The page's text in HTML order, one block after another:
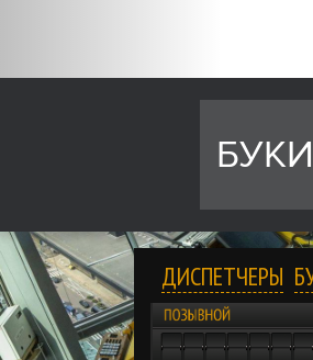
ДИСПЕТЧЕРЫ